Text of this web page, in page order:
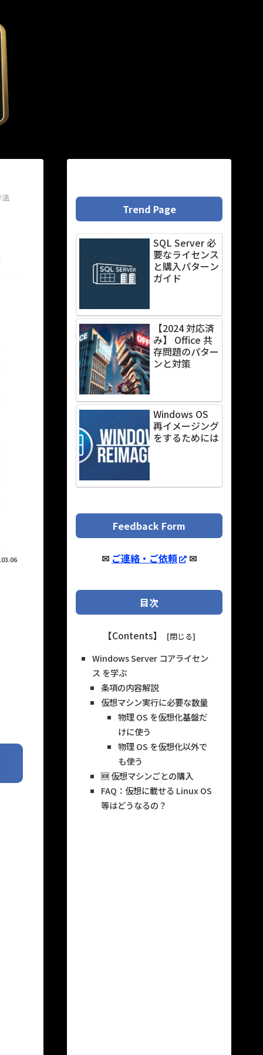
Trend Page
SQL Server 必
要なライセンス
と購入パターン
ガイド
【2024 対応済
み】 Office 共
存問題のパター
ンと対策
Windows OS
再イメージング
をするためには
Feedback Form
✉ ご連絡・ご依頼 ✉
目次
【Contents】
Windows Server コアライセン
ス を学ぶ
条項の内容解説
仮想マシン実行に必要な数量
物理 OS を仮想化基盤だ
けに使う
物理 OS を仮想化以外で
も使う
🆕 仮想マシンごとの購入
FAQ：仮想に載せる Linux OS
等はどうなるの？